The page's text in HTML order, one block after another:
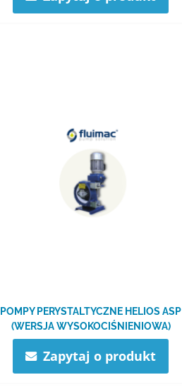
POMPY PERYSTALTYCZNE HELIOS ASP
(WERSJA WYSOKOCIŚNIENIOWA)
Zapytaj o produkt